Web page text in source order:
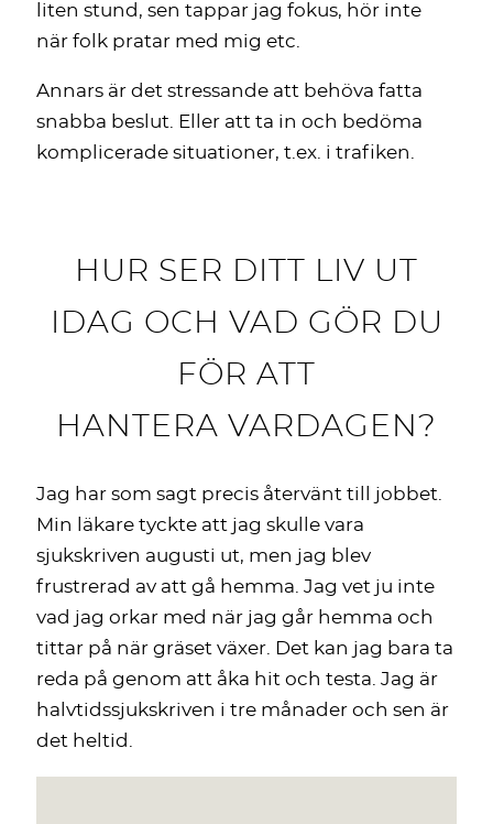
liten stund, sen tappar jag fokus, hör inte
när folk pratar med mig etc.
Annars är det stressande att behöva fatta
snabba beslut. Eller att ta in och bedöma
komplicerade situationer, t.ex. i trafiken.
HUR SER DITT LIV UT
IDAG OCH VAD GÖR DU
FÖR ATT
HANTERA VARDAGEN?
Jag har som sagt precis återvänt till jobbet.
Min läkare tyckte att jag skulle vara
sjukskriven augusti ut, men jag blev
frustrerad av att gå hemma. Jag vet ju inte
vad jag orkar med när jag går hemma och
tittar på när gräset växer. Det kan jag bara ta
reda på genom att åka hit och testa. Jag är
halvtidssjukskriven i tre månader och sen är
det heltid.